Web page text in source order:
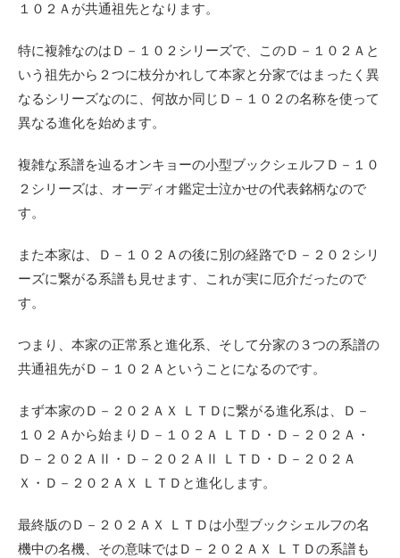
１０２Ａが共通祖先となります。
特に複雑なのはＤ－１０２シリーズで、このＤ－１０２Ａと
いう祖先から２つに枝分かれして本家と分家ではまったく異
なるシリーズなのに、何故か同じＤ－１０２の名称を使って
異なる進化を始めます。
複雑な系譜を辿るオンキョーの小型ブックシェルフＤ－１０
２シリーズは、オーディオ鑑定士泣かせの代表銘柄なので
す。
また本家は、Ｄ－１０２Ａの後に別の経路でＤ－２０２シリ
ーズに繋がる系譜も見せます、これが実に厄介だったので
す。
つまり、本家の正常系と進化系、そして分家の３つの系譜の
共通祖先がＤ－１０２Ａということになるのです。
まず本家のＤ－２０２ＡＸ ＬＴＤに繋がる進化系は、Ｄ－
１０２Ａから始まりＤ－１０２Ａ ＬＴＤ・Ｄ－２０２Ａ・
Ｄ－２０２ＡⅡ・Ｄ－２０２ＡⅡ ＬＴＤ・Ｄ－２０２Ａ
Ｘ・Ｄ－２０２ＡＸ ＬＴＤと進化します。
最終版のＤ－２０２ＡＸ ＬＴＤは小型ブックシェルフの名
機中の名機、その意味ではＤ－２０２ＡＸ ＬＴＤの系譜も